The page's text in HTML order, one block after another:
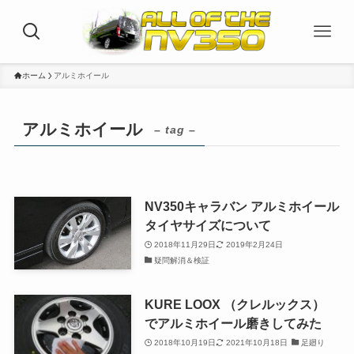
ホーム アルミホイール
アルミホイール – tag –
NV350キャラバン アルミホイール
タイヤサイズについて
2018年11月29日
2019年2月24日
疑問解消＆検証
KURE LOOX （クレルックス）
でアルミホイール磨きしてみた
2018年10月19日 2021年10月18日 足廻り